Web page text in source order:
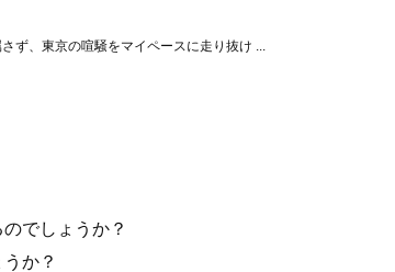
ず、東京の喧騒をマイペースに走り抜け ...
でしょうか？
か？